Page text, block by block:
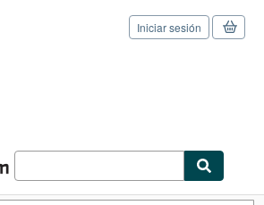
Iniciar sesión